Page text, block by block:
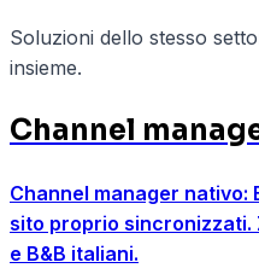
Soluzioni dello stesso
insieme.
Channel
Channel manager nativo:
sito proprio sincronizzati.
e B&B italiani.